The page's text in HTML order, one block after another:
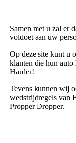
Samen met u zal er
voldoet aan uw
Op deze site kunt u
klanten die hun
Harder!
Tevens kunnen wij
wedstrijdregels van
Propper Dropper.